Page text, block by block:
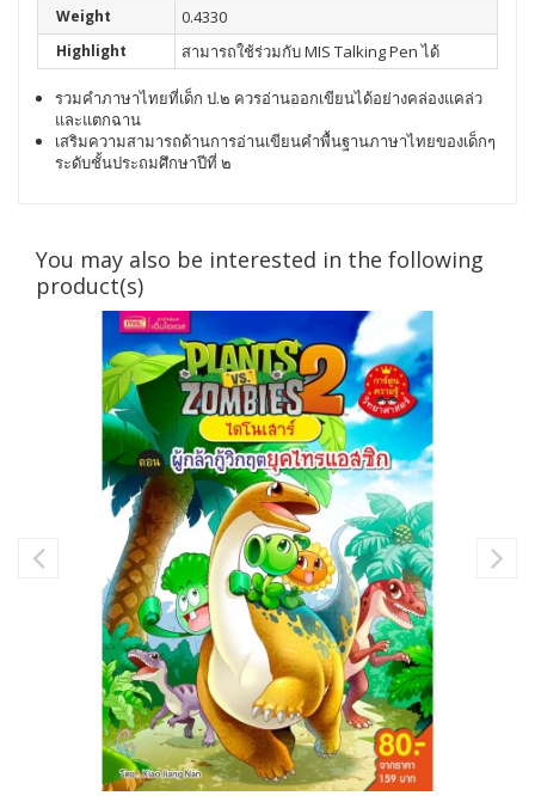
Weight 0.4330
Highlight สามารถใช้ร่วมกับ MIS Talking Pen ได้
รวมคำภาษาไทยที่เด็ก ป.๒ ควรอ่านออกเขียนได้อย่างคล่องแคล่ว
และแตกฉาน
เสริมความสามารถด้านการอ่านเขียนคำพื้นฐานภาษาไทยของเด็กๆ
ระดับชั้นประถมศึกษาปีที่ ๒
You may also be interested in the following
product(s)